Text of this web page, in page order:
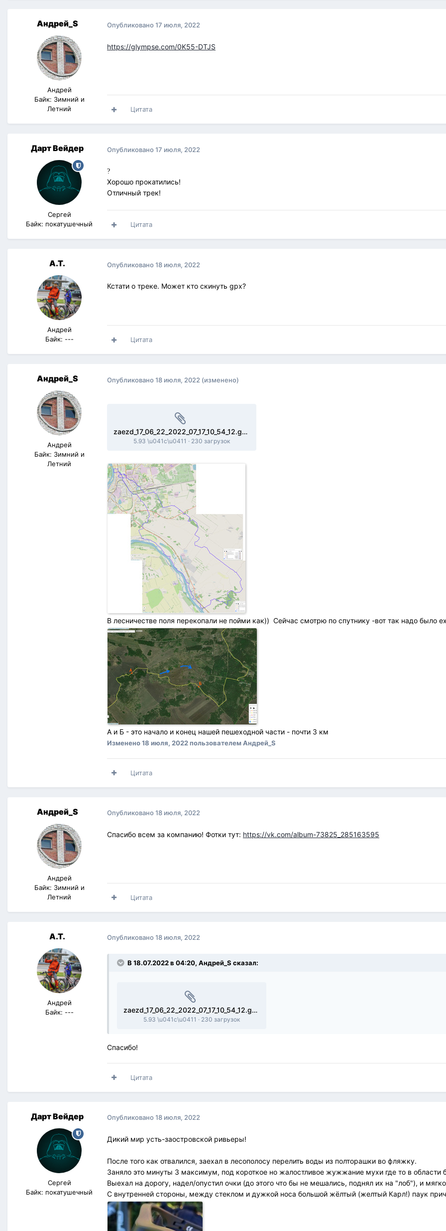
Андрей_S
Андрей
Байк: Зимний и
Летний
Опубликовано17 июля, 2022
https://glympse.com/0K55-DTJS
Цитата
Дарт Вейдер
Сергей
Байк: покатушечный
Опубликовано17 июля, 2022
?
Хорошо прокатились!
Отличный трек!
Цитата
A.T.
Андрей
Байк: ---
Опубликовано18 июля, 2022
Кстати о треке. Может кто скинуть gpx?
Цитата
Андрей_S
Андрей
Байк: Зимний и
Летний
Опубликовано18 июля, 2022 (изменено)
zaezd_17_06_22_2022_07_17_10_54_12.gpx
5.93 \u041c\u0411 · 230 загрузок
В лесничестве поля перекопали не пойми как)) Сейчас смотрю по спутнику -вот так надо было
А и Б - это начало и конец нашей пешеходной части - почти 3 км
Изменено18 июля, 2022пользователем Андрей_S
Цитата
Андрей_S
Андрей
Байк: Зимний и
Летний
Опубликовано18 июля, 2022
Спасибо всем за компанию! Фотки тут: https://vk.com/album-73825_285163595
Цитата
A.T.
Андрей
Байк: ---
Опубликовано18 июля, 2022
В 18.07.2022 в 04:20, Андрей_S сказал:
zaezd_17_06_22_2022_07_17_10_54_12.gpx
5.93 \u041c\u0411 · 230 загрузок
Спасибо!
Цитата
Дарт Вейдер
Сергей
Байк: покатушечный
Опубликовано18 июля, 2022
Дикий мир усть-заостровской ривьеры!
После того как отвалился, заехал в лесополосу перелить воды из полторашки во фляжку.
Заняло это минуты 3 максимум, под короткое но жалостливое жужжание мухи где то в области
Выехал на дорогу, надел/опустил очки (до этого что бы не мешались, поднял их на "лоб"), и
С внутренней стороны, между стеклом и дужкой носа большой жёлтый (желтый Карл!) паук